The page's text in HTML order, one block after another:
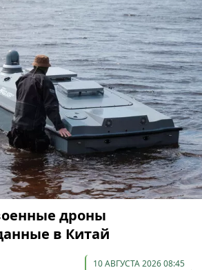
дроны
в Китай
10 АВГУСТА 2026 08:45